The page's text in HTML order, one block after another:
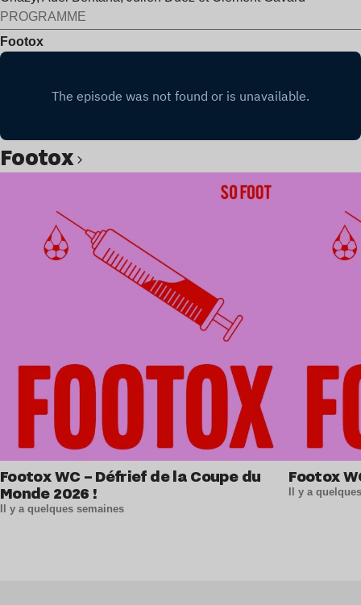
PROGRAMME
Footox
Footox
Footox WC – Défrief de la Coupe du
Monde 2026 !
Il y a quelques semaines
Footox
Il y a
Lire l’article